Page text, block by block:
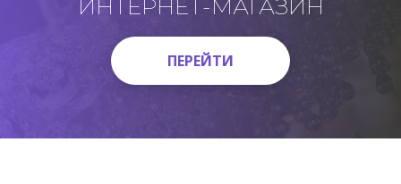
ИНТЕРНЕТ-МАГАЗИН
ПЕРЕЙТИ
ПЕРЕЙТИ